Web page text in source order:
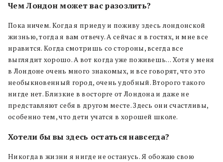
Чем Лондон может вас разозлить?
Пока ничем. Когда я приеду и поживу здесь лондонской
жизнью, тогда я вам отвечу. А сейчас я в гостях, и мне все
нравится. Когда смотришь со стороны, всегда все
выглядит хорошо. А вот когда уже поживешь… Хотя у меня
в Лондоне очень много знакомых, и все говорят, что это
необыкновенный город, очень удобный. Второго такого
нигде нет. Близкие в восторге от Лондона и даже не
представляют себя в другом месте. Здесь они счастливы,
особенно тем, что дети учатся в хорошей школе.
Хотели бы вы здесь остаться навсегда?
Никогда в жизни я нигде не останусь. Я обожаю свою